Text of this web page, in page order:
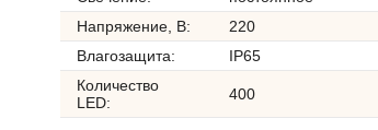
Напряжение, В:
220
Влагозащита:
IP65
Количество
LED:
400